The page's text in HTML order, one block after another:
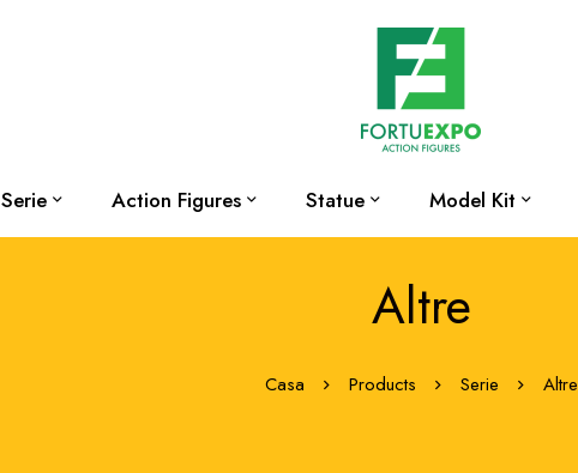
Serie Action Figures Statue Model Kit
Altre
Casa Products Serie Altre